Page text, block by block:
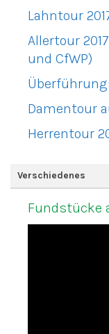
Lahntour
Allertour
und CfWP)
Damentour
Herrentour
Verschiedenes
Fundstücke